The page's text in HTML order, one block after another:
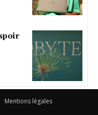
Mentions légales